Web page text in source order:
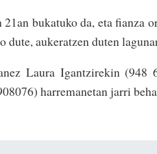
21an bukatuko da, eta fianza
dute, aukeratzen duten
Laura Igantzirekin (948
harremanetan jarri